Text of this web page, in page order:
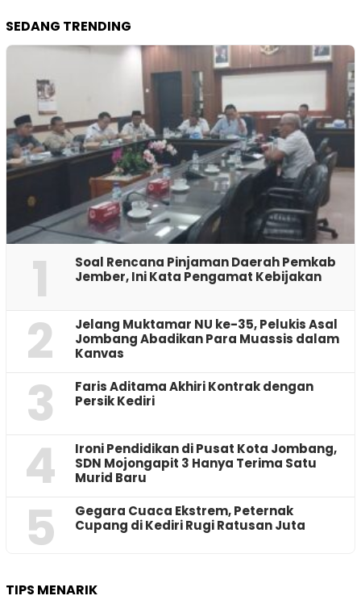
SEDANG TRENDING
1
‎Soal Rencana Pinjaman Daerah Pemkab
Jember, Ini Kata Pengamat Kebijakan ‎
2
Jelang Muktamar NU ke-35, Pelukis Asal
Jombang Abadikan Para Muassis dalam
Kanvas
3
Faris Aditama Akhiri Kontrak dengan
Persik Kediri
4
Ironi Pendidikan di Pusat Kota Jombang,
SDN Mojongapit 3 Hanya Terima Satu
Murid Baru
5
‎Gegara Cuaca Ekstrem, Peternak
Cupang di Kediri Rugi Ratusan Juta
TIPS MENARIK